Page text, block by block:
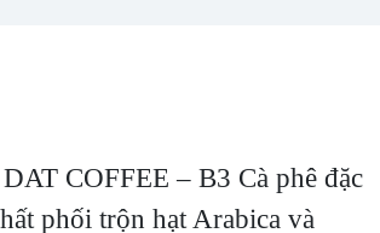
COFFEE – B3 Cà phê đặc
phối trộn hạt Arabica và